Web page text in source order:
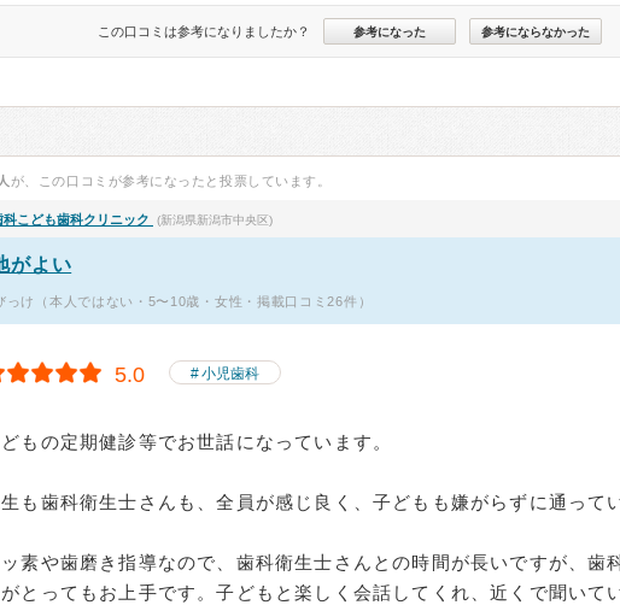
この口コミは参考になりましたか？ 参考になった 参考にならなかった
が、この口コミが参考になったと投票しています。
科こども歯科クリニック (新潟県新潟市中央区)
がよい
っけ（本人ではない・5〜10歳・女性・掲載口コミ26件）
5.0 小児歯科
もの定期健診等でお世話になっています。
も歯科衛生士さんも、全員が感じ良く、子どもも嫌がらずに通って
素や歯磨き指導なので、歯科衛生士さんとの時間が長いですが、歯
がとってもお上手です。子どもと楽しく会話してくれ、近くで聞いて